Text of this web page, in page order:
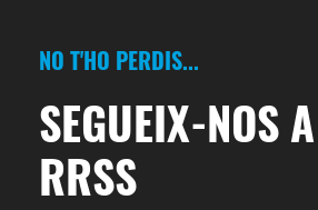
NO T'HO PERDIS...
SEGUEIX-NOS A
RRSS